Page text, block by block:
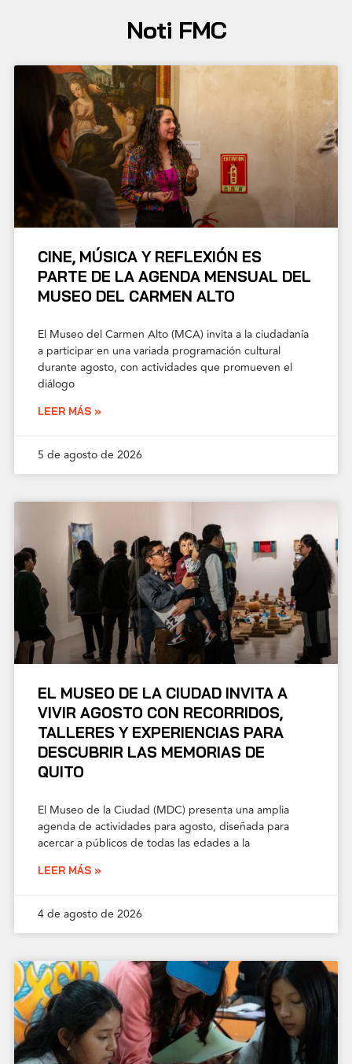
Noti FMC
CINE, MÚSICA Y REFLEXIÓN ES
PARTE DE LA AGENDA MENSUAL DEL
MUSEO DEL CARMEN ALTO
El Museo del Carmen Alto (MCA) invita a la ciudadanía
a participar en una variada programación cultural
durante agosto, con actividades que promueven el
diálogo
LEER MÁS »
5 de agosto de 2026
EL MUSEO DE LA CIUDAD INVITA A
VIVIR AGOSTO CON RECORRIDOS,
TALLERES Y EXPERIENCIAS PARA
DESCUBRIR LAS MEMORIAS DE
QUITO
El Museo de la Ciudad (MDC) presenta una amplia
agenda de actividades para agosto, diseñada para
acercar a públicos de todas las edades a la
LEER MÁS »
4 de agosto de 2026